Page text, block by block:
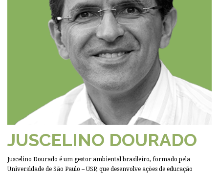
JUSCELINO DOURADO
Juscelino Dourado é um gestor ambiental brasileiro, formado pela
Universidade de São Paulo – USP, que desenvolve ações de educação